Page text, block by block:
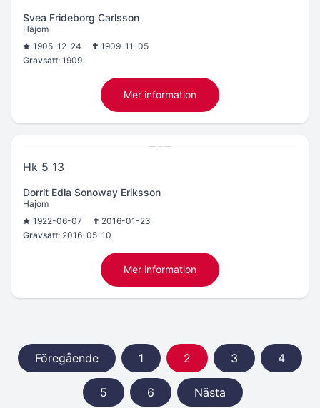
Svea Frideborg Carlsson
Hajom
1905-12-24
1909-11-05
Gravsatt: 1909
Mer information
Hk 5 13
Dorrit Edla Sonoway Eriksson
Hajom
1922-06-07
2016-01-23
Gravsatt: 2016-05-10
Mer information
Föregående 1 2 3 4
5 6 Nästa